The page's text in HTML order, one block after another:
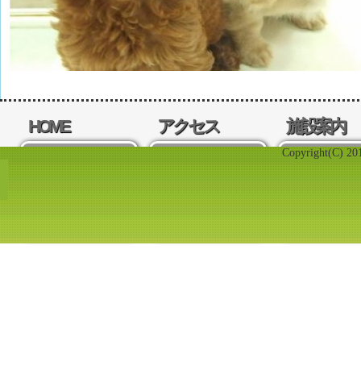
HOME
ホーム画面へ
戻ります
アクセス
周辺地図のご
案内
施設案内
ペット霊
（安心院
設のご案
Copyright(C)